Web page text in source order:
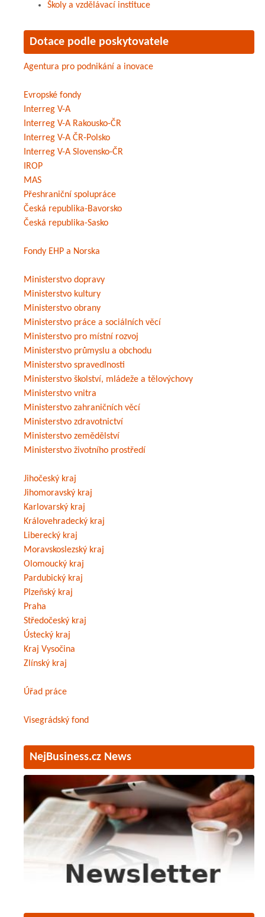
Školy a vzdělávací instituce
Dotace podle poskytovatele
Agentura pro podnikání a inovace
Evropské fondy
Interreg V-A
Interreg V-A Rakousko-ČR
Interreg V-A ČR-Polsko
Interreg V-A Slovensko-ČR
IROP
MAS
Přeshraniční spolupráce
Česká republika-Bavorsko
Česká republika-Sasko
Fondy EHP a Norska
Ministerstvo dopravy
Ministerstvo kultury
Ministerstvo obrany
Ministerstvo práce a sociálních věcí
Ministerstvo pro místní rozvoj
Ministerstvo průmyslu a obchodu
Ministerstvo spravedlnosti
Ministerstvo školství, mládeže a tělovýchovy
Ministerstvo vnitra
Ministerstvo zahraničních věcí
Ministerstvo zdravotnictví
Ministerstvo zemědělství
Ministerstvo životního prostředí
Jihočeský kraj
Jihomoravský kraj
Karlovarský kraj
Královehradecký kraj
Liberecký kraj
Moravskoslezský kraj
Olomoucký kraj
Pardubický kraj
Plzeňský kraj
Praha
Středočeský kraj
Ústecký kraj
Kraj Vysočina
Zlínský kraj
Úřad práce
Visegrádský fond
NejBusiness.cz News